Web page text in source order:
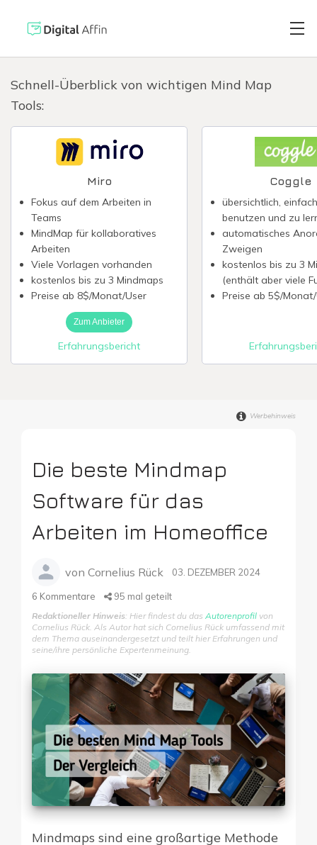
PRAXISORIENTIERTER
SOFTWARE-BLOG
Digitale
Virtuelle
Schnell-Überblick von wichtigen Mind Map
Tools:
Miro
Fokus auf dem Arbeiten in
Teams
MindMap für kollaboratives
Arbeiten
Viele Vorlagen vorhanden
kostenlos bis zu 3 Mindmaps
Preise ab 8$/Monat/User
Zum Anbieter
Erfahrungsbericht
Coggle
übersichtlich,
benutzen und zu
automatisches
Zweigen
kostenlos bis zu 3
(enthält aber viele
Preise ab 5$/
Werbehinweis
Die beste Mindmap
Software für das
Arbeiten im Homeoffice
von Cornelius Rück 03. DEZEMBER 2024
6 Kommentare 95 mal geteilt
Redaktioneller Hinweis: Hier findest du das Autorenprofil von
Cornelius Rück. Als Autor hat sich Cornelius Rück umfassend mit
dem Thema auseinandergesetzt und teilt hier Erfahrungen und
seine/ihre persönliche Expertenmeinung.
Mindmaps sind eine großartige Methode